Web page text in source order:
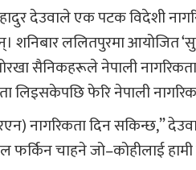
देउवाले एक पटक विदेशी
शनिबार ललितपुरमा आयोजित
सैनिकहरूले नेपाली
फेरि नेपाली
नागरिकता दिन सकिन्छ,”
फर्किन चाहने जो–कोहीलाई हामी